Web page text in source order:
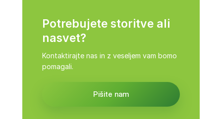
Potrebujete storitve ali
nasvet?
Kontaktirajte nas in z veseljem vam bomo
pomagali.
Pišite nam